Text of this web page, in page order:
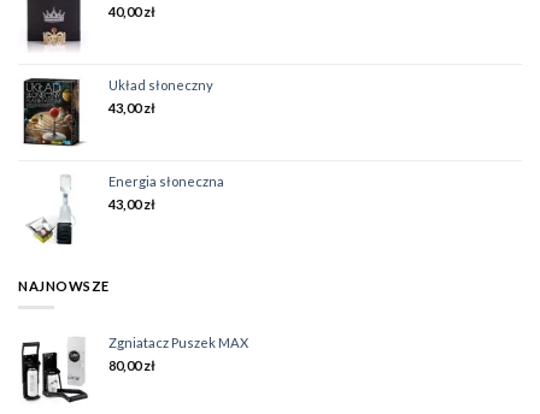
40,00zł
Układ słoneczny
43,00zł
Energia słoneczna
43,00zł
NAJNOWSZE
Zgniatacz Puszek MAX
80,00zł